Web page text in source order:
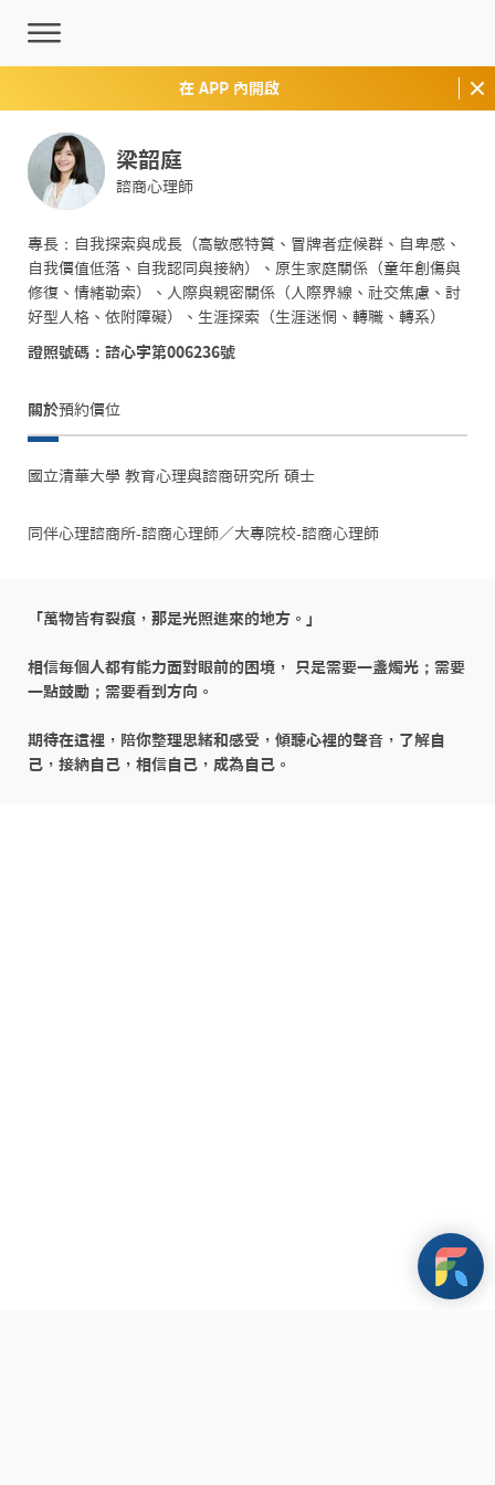
在 APP 內開啟
梁韶庭
諮商心理師
專長：自我探索與成長（高敏感特質、冒牌者症候群、自卑感、
自我價值低落、自我認同與接納）、原生家庭關係（童年創傷與
修復、情緒勒索）、人際與親密關係（人際界線、社交焦慮、討
好型人格、依附障礙）、生涯探索（生涯迷惘、轉職、轉系）
證照號碼：諮心字第006236號
關於預約價位
國立清華大學 教育心理與諮商研究所 碩士
同伴心理諮商所-諮商心理師／大專院校-諮商心理師
「萬物皆有裂痕，那是光照進來的地方。」
相信每個人都有能力面對眼前的困境， 只是需要一盞燭光；需要
一點鼓勵；需要看到方向。
期待在這裡，陪你整理思緒和感受，傾聽心裡的聲音，了解自
己，接納自己，相信自己，成為自己。